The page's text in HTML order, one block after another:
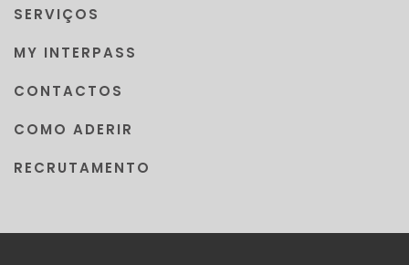
SERVIÇOS
MY INTERPASS
CONTACTOS
COMO ADERIR
RECRUTAMENTO